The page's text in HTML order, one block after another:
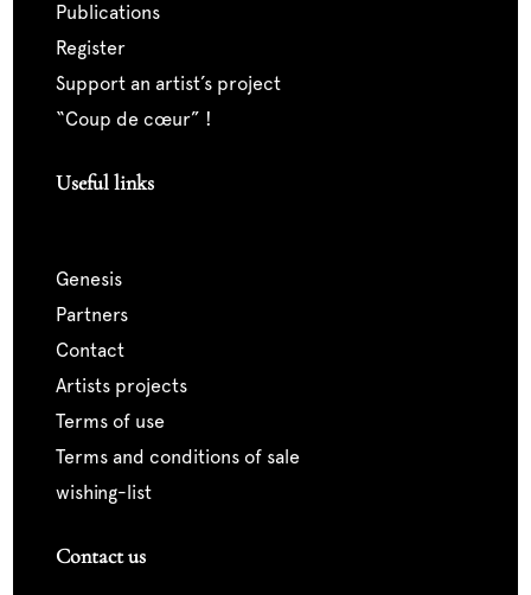
publications
register
support an artist’s project
“coup de cœur” !
Useful links
genesis
partners
contact
artists projects
terms of use
terms and conditions of sale
wishing-list
Contact us